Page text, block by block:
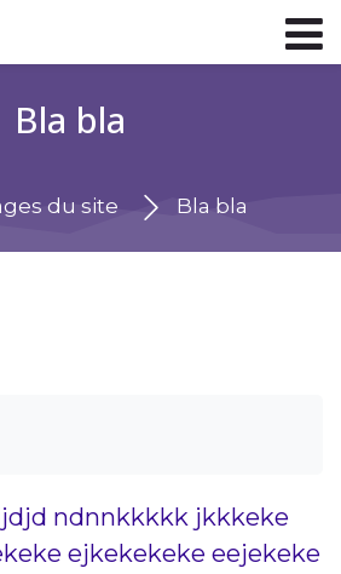
principal
Bla bla
du site Bla bla
ndnnkkkkk jkkkeke
ejkekekeke eejekeke